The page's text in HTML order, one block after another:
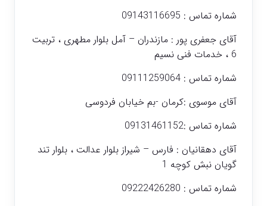
شماره تماس : 09143116695
آقای جعفری پور : مازندران – آمل بلوار مطهری ، تربیت
6 ، خدمات فنی نسیم
شماره تماس : 09111259064
آقای موسوی :کرمان -بم خیابان فردوسی
شماره تماس :09131461152
آقای دهقانیان : فارس – شیراز بلوار عدالت ، بلوار تند
گویان نبش کوچه 1
شماره تماس : 09222426280